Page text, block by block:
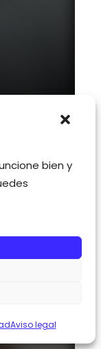
bien y
Aviso legal